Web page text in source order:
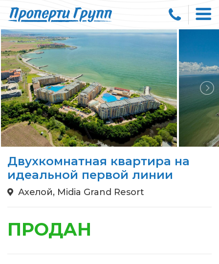
Двухкомнатная квартира на
идеальной первой линии
Ахелой, Midia Grand Resort
ПРОДАН